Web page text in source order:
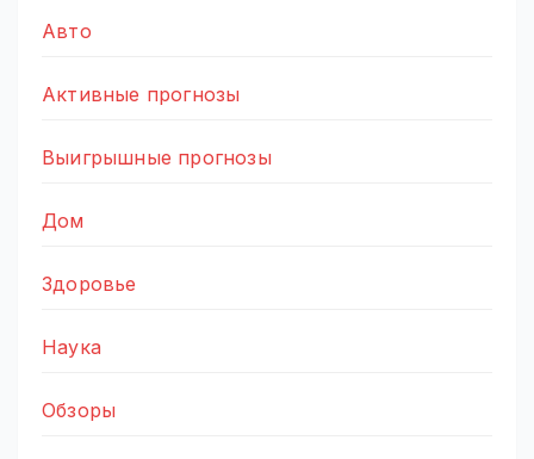
Авто
Активные прогнозы
Выигрышные прогнозы
Дом
Здоровье
Наука
Обзоры